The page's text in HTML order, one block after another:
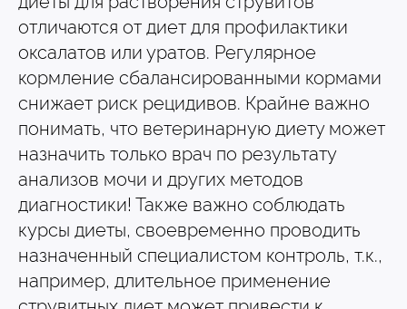
отличаются от диет для профилактики
оксалатов или уратов. Регулярное
кормление сбалансированными кормами
снижает риск рецидивов. Крайне важно
понимать, что ветеринарную диету может
назначить только врач по результату
анализов мочи и других методов
диагностики! Также важно соблюдать
курсы диеты, своевременно проводить
назначенный специалистом контроль, т.к.,
например, длительное применение